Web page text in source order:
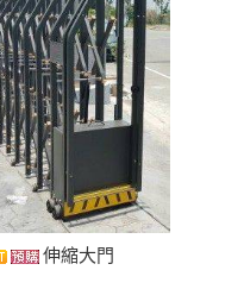
伸縮大門